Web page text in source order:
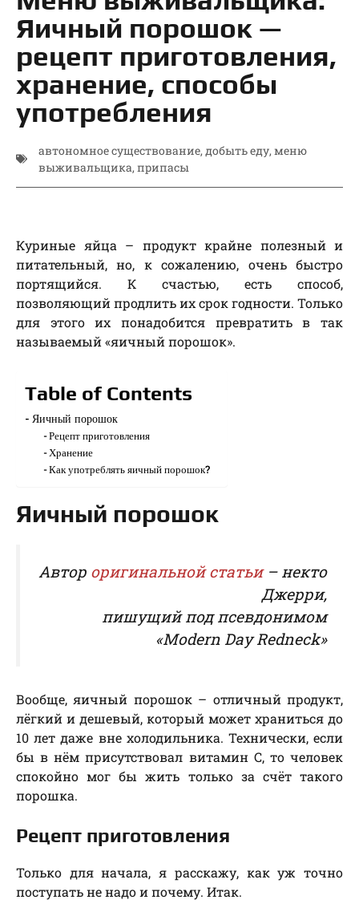
Яичный порошок —
рецепт приготовления,
хранение, способы
употребления
автономное существование, добыть еду, меню
выживальщика, припасы
Куриные яйца – продукт крайне полезный и
питательный, но, к сожалению, очень быстро
портящийся. К счастью, есть способ,
позволяющий продлить их срок годности. Только
для этого их понадобится превратить в так
называемый «яичный порошок».
Table of Contents
Яичный порошок
Рецепт приготовления
Хранение
Как употреблять яичный порошок?
Яичный порошок
Автор оригинальной статьи– некто
Джерри,
пишущий под псевдонимом
«Modern Day Redneck»
Вообще, яичный порошок – отличный продукт,
лёгкий и дешевый, который может храниться до
10 лет даже вне холодильника. Технически, если
бы в нём присутствовал витамин С, то человек
спокойно мог бы жить только за счёт такого
порошка.
Рецепт приготовления
Только для начала, я расскажу, как уж точно
поступать не надо и почему. Итак.